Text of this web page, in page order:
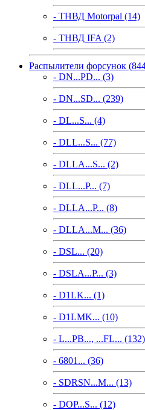
- ТНВД Motorpal (14)
- ТНВД IFA (2)
Распылители форсунок
- DN...PD... (3)
- DN...SD... (239)
- DL...S... (4)
- DLL...S... (77)
- DLLA...S... (2)
- DLL...P... (7)
- DLLA...P... (8)
- DLLA...M... (36)
- DSL... (20)
- DSLA...P... (3)
- D1LK... (1)
- D1LMK... (10)
- L...PB..., ...FL... (132)
- 6801... (36)
- SDRSN...M... (13)
- DOP...S... (12)